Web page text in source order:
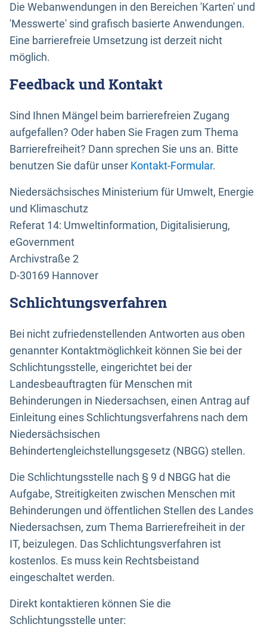
Die Webanwendungen in den Bereichen 'Karten' und
'Messwerte' sind grafisch basierte Anwendungen.
Eine barrierefreie Umsetzung ist derzeit nicht
möglich.
Feedback und Kontakt
Sind Ihnen Mängel beim barrierefreien Zugang
aufgefallen? Oder haben Sie Fragen zum Thema
Barrierefreiheit? Dann sprechen Sie uns an. Bitte
benutzen Sie dafür unser Kontakt-Formular.
Niedersächsisches Ministerium für Umwelt, Energie
und Klimaschutz
Referat 14: Umweltinformation, Digitalisierung,
eGovernment
Archivstraße 2
D-30169 Hannover
Schlichtungsverfahren
Bei nicht zufriedenstellenden Antworten aus oben
genannter Kontaktmöglichkeit können Sie bei der
Schlichtungsstelle, eingerichtet bei der
Landesbeauftragten für Menschen mit
Behinderungen in Niedersachsen, einen Antrag auf
Einleitung eines Schlichtungsverfahrens nach dem
Niedersächsischen
Behindertengleichstellungsgesetz (NBGG) stellen.
Die Schlichtungsstelle nach § 9 d NBGG hat die
Aufgabe, Streitigkeiten zwischen Menschen mit
Behinderungen und öffentlichen Stellen des Landes
Niedersachsen, zum Thema Barrierefreiheit in der
IT, beizulegen. Das Schlichtungsverfahren ist
kostenlos. Es muss kein Rechtsbeistand
eingeschaltet werden.
Direkt kontaktieren können Sie die
Schlichtungsstelle unter: